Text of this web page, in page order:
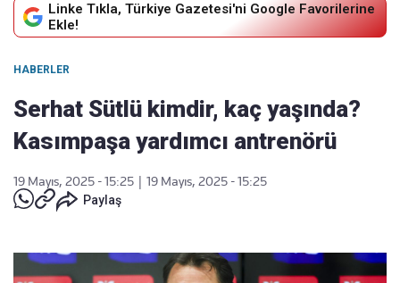
Linke Tıkla, Türkiye Gazetesi'ni Google Favorilerine
Ekle!
HABERLER
Serhat Sütlü kimdir, kaç yaşında?
Kasımpaşa yardımcı antrenörü
19 Mayıs, 2025 - 15:25
19 Mayıs, 2025 - 15:25
Paylaş